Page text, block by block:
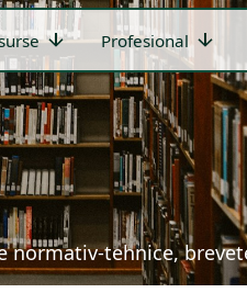
arrow_downward Profesional arrow_downward
tehnice,